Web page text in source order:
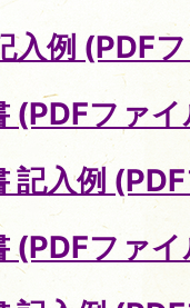
入例 (PDF
(PDFファ
記入例
(PDFファ